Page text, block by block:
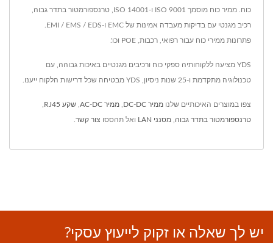
כוח. ממיר כוח מוסמך ISO 9001 ו-ISO 14001, טרנספורמטור בתדר גבוה,
פתרונות ממירי כוח עבור רפואי, רכבות, POE וכו'.
YDS מציעה ללקוחותיה ספקי כוח ורכיבים מגנטיים באיכות גבוהה, עם
טכנולוגיה מתקדמת ו-25 שנות ניסיון, YDS מבטיחה שכל דרישות הלקוח ייענו.
צפו במוצרים האיכותיים שלנו ממיר DC-DC ממיר AC-DC שקע RJ45
טרנספורמטור בתדר גבוה מסנני LAN ואל תהססו צור קשר
יש לך שאלה או זקוק לייעוץ עסקי?